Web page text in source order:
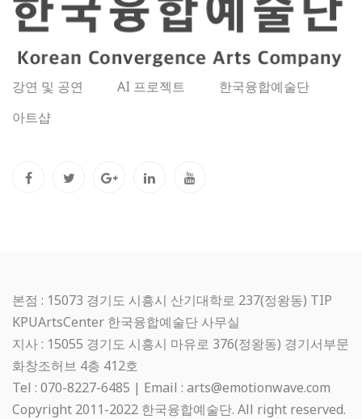
강연 및 공연 AI 프로젝트
한국융합예술단
아트샵
본점 : 15073 경기도 시흥시 산기대학로 237(정왕동) TIP
KPUArtsCenter 한국융합예술단 사무실
지사 : 15055 경기도 시흥시 마유로 376(정왕동) 경기서부문
화창조허브 4층 412호
Tel : 070-8227-6485 | Email : arts@emotionwave.com
Copyright 2011-2022 한국융합예술단. All right reserved.